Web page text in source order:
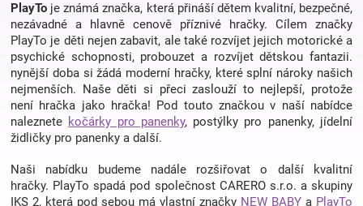
Pokojíček
a
kojenecká
výbava
Hračky
PlayTo je známá značka, která přináší dětem kvalitní, bezpečné,
nezávadné a hlavně cenově příznivé hračky. Cílem značky
PlayTo je děti nejen zabavit, ale také rozvíjet jejich motorické a
psychické schopnosti, probouzet a rozvíjet dětskou fantazii.
nynější doba si žádá moderní hračky, které splní nároky našich
nejmenších. Naše děti si přeci zaslouží to nejlepší, protože
není hračka jako hračka! Pod touto značkou v naší nabídce
naleznete kočárky pro panenky, postýlky pro panenky, jídelní
židličky pro panenky a další.
Naši nabídku budeme nadále rozšiřovat o další kvalitní
hračky. PlayTo spadá pod společnost CARERO s.r.o. a skupiny
IKS 2, která pod sebou má vlastní značky NEW BABY a PlayTo